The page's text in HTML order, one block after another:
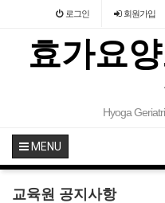
로그인 회원가입
효가요
Hyoga
MENU
교육원 공지사항